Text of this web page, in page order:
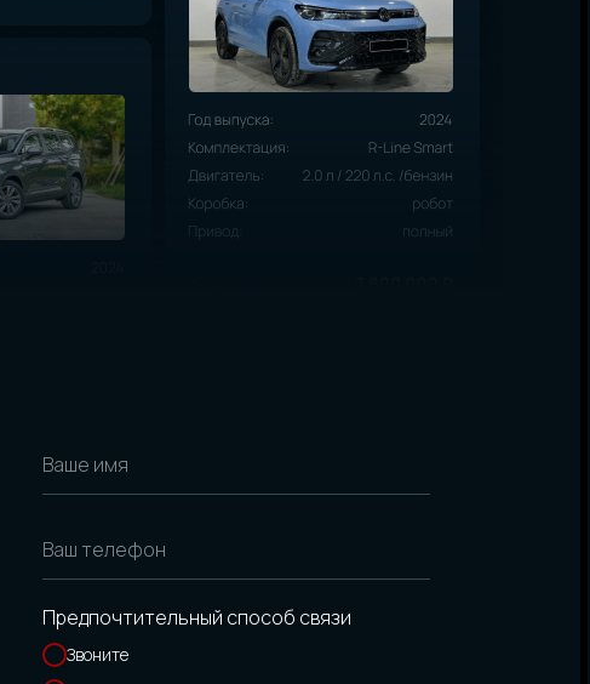
Ваше имя
Ваш телефон
Предпочтительный способ связи
Звоните